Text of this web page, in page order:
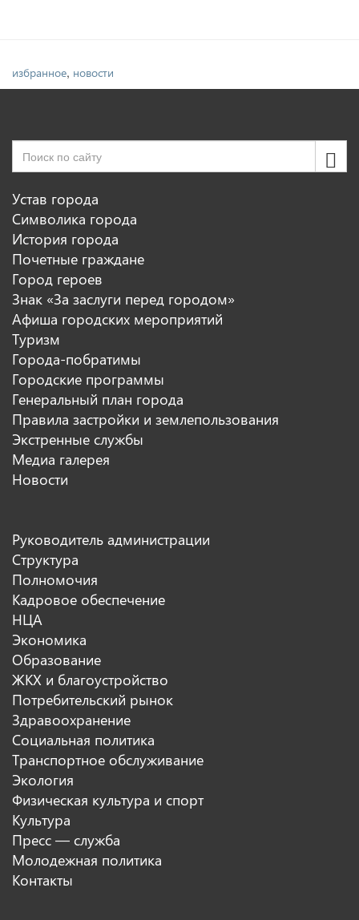
избранное, новости
Устав города
Символика города
История города
Почетные граждане
Город героев
Знак «За заслуги перед городом»
Афиша городских мероприятий
Туризм
Города-побратимы
Городские программы
Генеральный план города
Правила застройки и землепользования
Экстренные службы
Медиа галерея
Новости
Руководитель администрации
Структура
Полномочия
Кадровое обеспечение
НЦА
Экономика
Образование
ЖКХ и благоустройство
Потребительский рынок
Здравоохранение
Социальная политика
Транспортное обслуживание
Экология
Физическая культура и спорт
Культура
Пресс — служба
Молодежная политика
Контакты